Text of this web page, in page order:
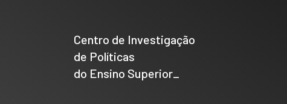
Centro de Investigação
de Políticas
do Ensino Superior_